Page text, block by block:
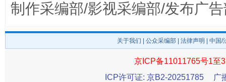
魏明亮
制作采编部/影视采编部/发布广
关于我们 公众采编部 法律声明 | 中国
京ICP备11011765号1至
ICP许可证: 京B2-20251785
广